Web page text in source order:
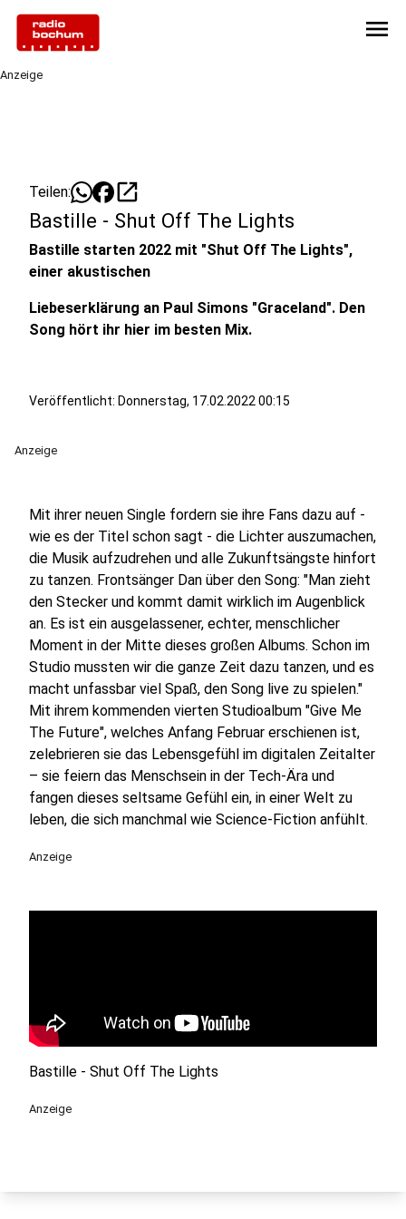
menu
Anzeige
Teilen: open_in_new
Bastille - Shut Off The Lights
Bastille starten 2022 mit "Shut Off The Lights",
einer akustischen
Liebeserklärung an Paul Simons "Graceland". Den
Song hört ihr hier im besten Mix.
Veröffentlicht: Donnerstag, 17.02.2022 00:15
Anzeige
Mit ihrer neuen Single fordern sie ihre Fans dazu auf -
wie es der Titel schon sagt - die Lichter auszumachen,
die Musik aufzudrehen und alle Zukunftsängste hinfort
zu tanzen. Frontsänger Dan über den Song: "Man zieht
den Stecker und kommt damit wirklich im Augenblick
an. Es ist ein ausgelassener, echter, menschlicher
Moment in der Mitte dieses großen Albums. Schon im
Studio mussten wir die ganze Zeit dazu tanzen, und es
macht unfassbar viel Spaß, den Song live zu spielen."
Mit ihrem kommenden vierten Studioalbum "Give Me
The Future", welches Anfang Februar erschienen ist,
zelebrieren sie das Lebensgefühl im digitalen Zeitalter
– sie feiern das Menschsein in der Tech-Ära und
fangen dieses seltsame Gefühl ein, in einer Welt zu
leben, die sich manchmal wie Science-Fiction anfühlt.
Anzeige
Bastille - Shut Off The Lights
Anzeige